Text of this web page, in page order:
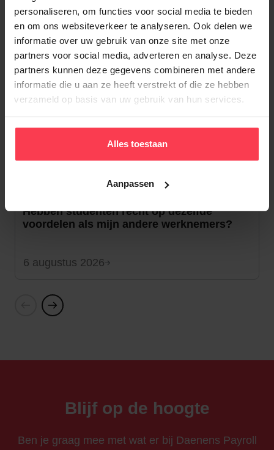
personaliseren, om functies voor social media te bieden
en om ons websiteverkeer te analyseren. Ook delen we
informatie over uw gebruik van onze site met onze
partners voor social media, adverteren en analyse. Deze
partners kunnen deze gegevens combineren met andere
informatie die u aan ze heeft verstrekt of die ze hebben
verzameld op basis van uw gebruik van hun services.
Alles toestaan
Aanpassen
Alle nieuws
Gerelateerd nieuws
Toon alle
Hebben studenten recht op dezelfde
voordelen als mijn andere werknemers?
6 augustus 2026
VorigeVolgende
Blijf op de hoogte
Ben je graag mee met wat er bij Daenens Payroll